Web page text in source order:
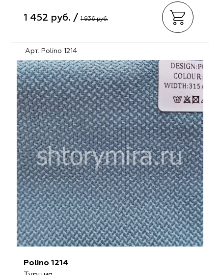
1 452 руб. / 1 936 руб.
Арт. Polino 1214
Polino 1214